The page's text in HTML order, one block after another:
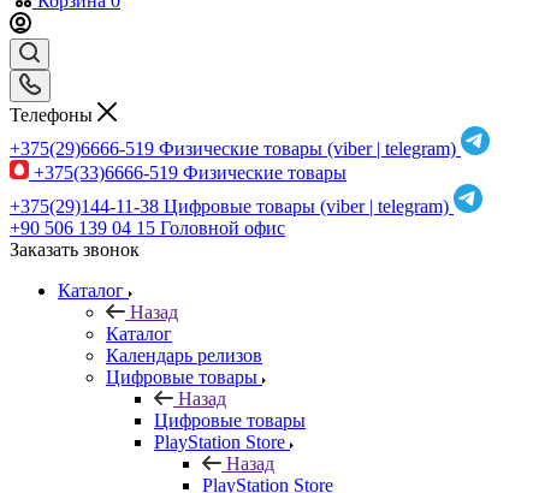
Телефоны
+375(29)6666-519 Физические товары (viber | telegram)
+375(33)6666-519 Физические товары
+375(29)144-11-38 Цифровые товары (viber | telegram)
+90 506 139 04 15 Головной офис
Заказать звонок
Каталог
Назад
Каталог
Календарь релизов
Цифровые товары
Назад
Цифровые товары
PlayStation Store
Назад
PlayStation Store